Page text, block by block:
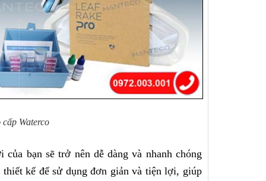
Waterco
bạn sẽ trở nên dễ dàng và nhanh chóng
kế để sử dụng đơn giản và tiện lợi, giúp